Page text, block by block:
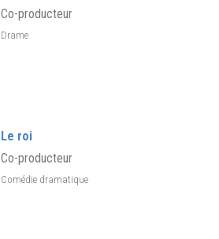
Co-producteur
Drame
Le roi
Co-producteur
Comédie dramatique